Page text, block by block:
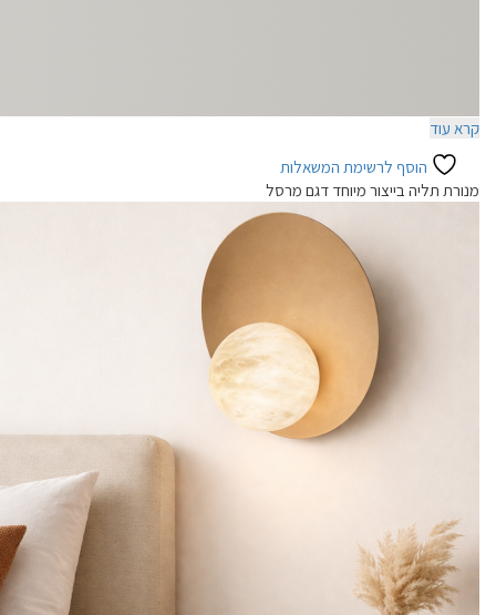
קרא עוד
הוסף לרשימת המשאלות
מנורת תליה בייצור מיוחד דגם מרסל